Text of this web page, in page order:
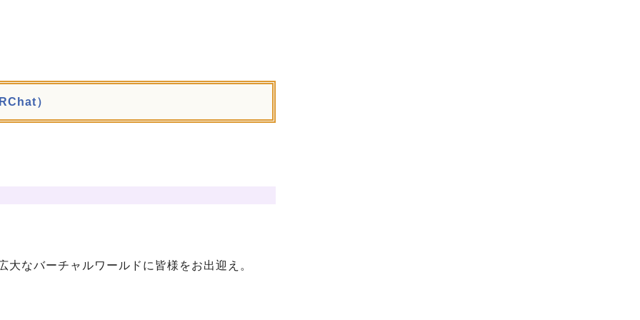
）
なバーチャルワールドに皆様をお出迎え。